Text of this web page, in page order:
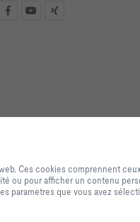
à vous offrir une expérience
ainsi que ceux qui sont
ou pour afficher un
autoriser et vous pouvez ajuster
la page peuvent ne pas être
Ces cookies comprennent
pour afficher un contenu
paramètres que vous avez